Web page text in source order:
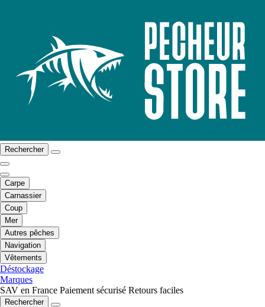
Rechercher
Carpe
Carnassier
Coup
Mer
Autres pêches
Navigation
Vêtements
Déstockage
Marques
SAV en France Paiement sécurisé Retours faciles
Rechercher